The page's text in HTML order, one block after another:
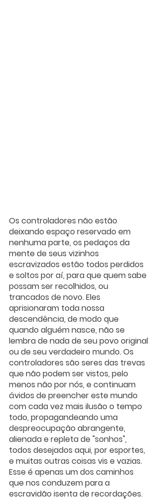
Os controladores não estão
deixando espaço reservado em
nenhuma parte, os pedaços da
mente de seus vizinhos
escravizados estão todos perdidos
e soltos por aí, para que quem sabe
possam ser recolhidos, ou
trancados de novo. Eles
aprisionaram toda nossa
descendência, de modo que
quando alguém nasce, não se
lembra de nada de seu povo original
ou de seu verdadeiro mundo. Os
controladores são seres das trevas
que não podem ser vistos, pelo
menos não por nós, e continuam
ávidos de preencher este mundo
com cada vez mais ilusão o tempo
todo, propagandeando uma
despreocupação abrangente,
alienada e repleta de "sonhos",
todos desejados aqui, por esportes,
e muitas outras coisas vis e vazias.
Esse é apenas um dos caminhos
que nos conduzem para a
escravidão isenta de recordações.